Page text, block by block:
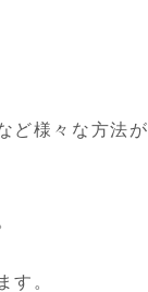
ど様々な方法が
す。